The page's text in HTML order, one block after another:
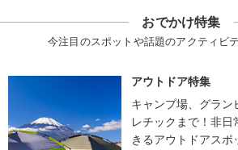
おでかけ特集
今注目のスポットや話題のアクティビ
アウトドア特集
キャンプ場、グラン
レチックまで！非
きるアウトドアスポ